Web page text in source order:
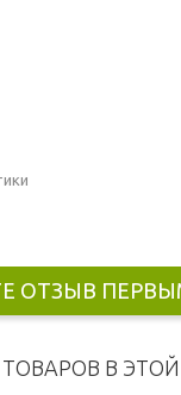
ОТЗЫВ
ТОВАРОВ В